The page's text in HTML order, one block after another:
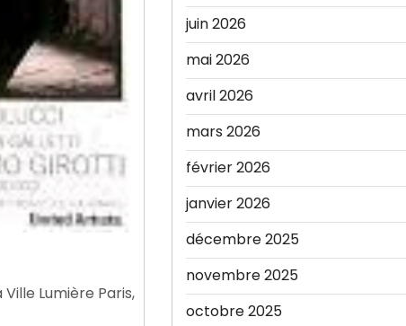
Lumière Paris,
juin 2026
mai 2026
avril 2026
mars 2026
février 2026
janvier 2026
décembre 2025
novembre 2025
octobre 2025